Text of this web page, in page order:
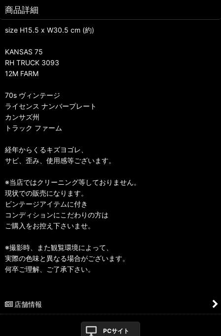
商品詳細
size H15.5 x W30.5 cm (約)
KANSAS 75
RH TRUCK 3093
12M FARM
70s ヴィンテージ
ライセンス ナンバープレート
カンサズ州
トラック ファーム
経年からくるキズヨゴレ、
サビ、歪み、使用感等ございます。
※当店ではクリーニング等しておりません。
現状での販売になります。
ビンテージアイテムに付き
コンディションにこだわりの方は
ご購入をお控え下さいませ。
※撮影時、また観覧環境によって、
実際の色味と異なる場合がございます。
何卒ご理解、ご了承下さい。
店舗情報
PCサイト